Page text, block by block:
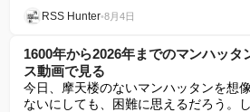
RSS Hunter•8月4日
1600年から2026年までのマンハッタ
ス動画で見る
今日、摩天楼のないマンハッタンを想
ないにしても、困難に思えるだろう。